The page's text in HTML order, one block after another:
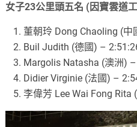
女子23公里頭五名 (因寶雲道
董朝玲 Dong Chaoling (中
Buil Judith (德國) –
Margolis Natasha (澳洲)
Didier Virginie (法國) –
李偉芳 Lee Wai Fong Rita